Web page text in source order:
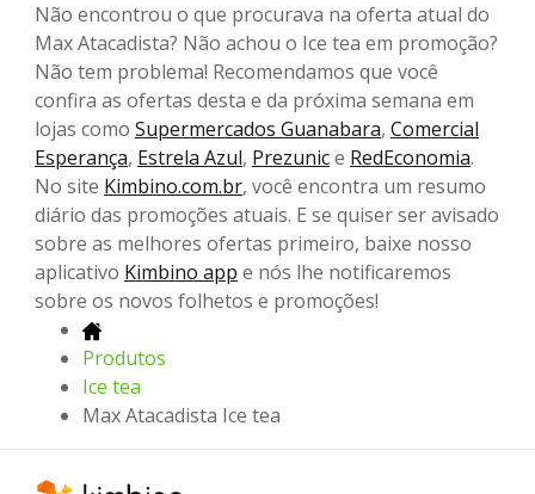
Não encontrou o que procurava na oferta atual do
Max Atacadista? Não achou o Ice tea em promoção?
Não tem problema! Recomendamos que você
confira as ofertas desta e da próxima semana em
lojas como Supermercados Guanabara, Comercial
Esperança, Estrela Azul, Prezunice RedEconomia.
No site Kimbino.com.br, você encontra um resumo
diário das promoções atuais. E se quiser ser avisado
sobre as melhores ofertas primeiro, baixe nosso
aplicativo Kimbino app e nós lhe notificaremos
sobre os novos folhetos e promoções!
Produtos
Ice tea
Max Atacadista Ice tea